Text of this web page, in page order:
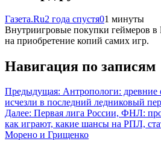
Газета.Ru2 года спустя01 минуты
Внутриигровые покупки геймеров
на приобретение копий самих игр.
Навигация по записям
Предыдущая: Антропологи: древние
исчезли в последний ледниковый
Далее: Первая лига России, ФНЛ:
как играют, какие шансы на РПЛ,
Морено и Грищенко